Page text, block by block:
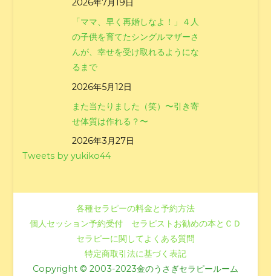
2026年7月19日
「ママ、早く再婚しなよ！」４人
の子供を育てたシングルマザーさ
んが、幸せを受け取れるようにな
るまで
2026年5月12日
また当たりました（笑）〜引き寄
せ体質は作れる？〜
2026年3月27日
Tweets by yukiko44
各種セラピーの料金と予約方法
個人セッション予約受付
セラピストお勧めの本とＣＤ
セラピーに関してよくある質問
特定商取引法に基づく表記
Copyright © 2003-2023金のうさぎセラピールーム